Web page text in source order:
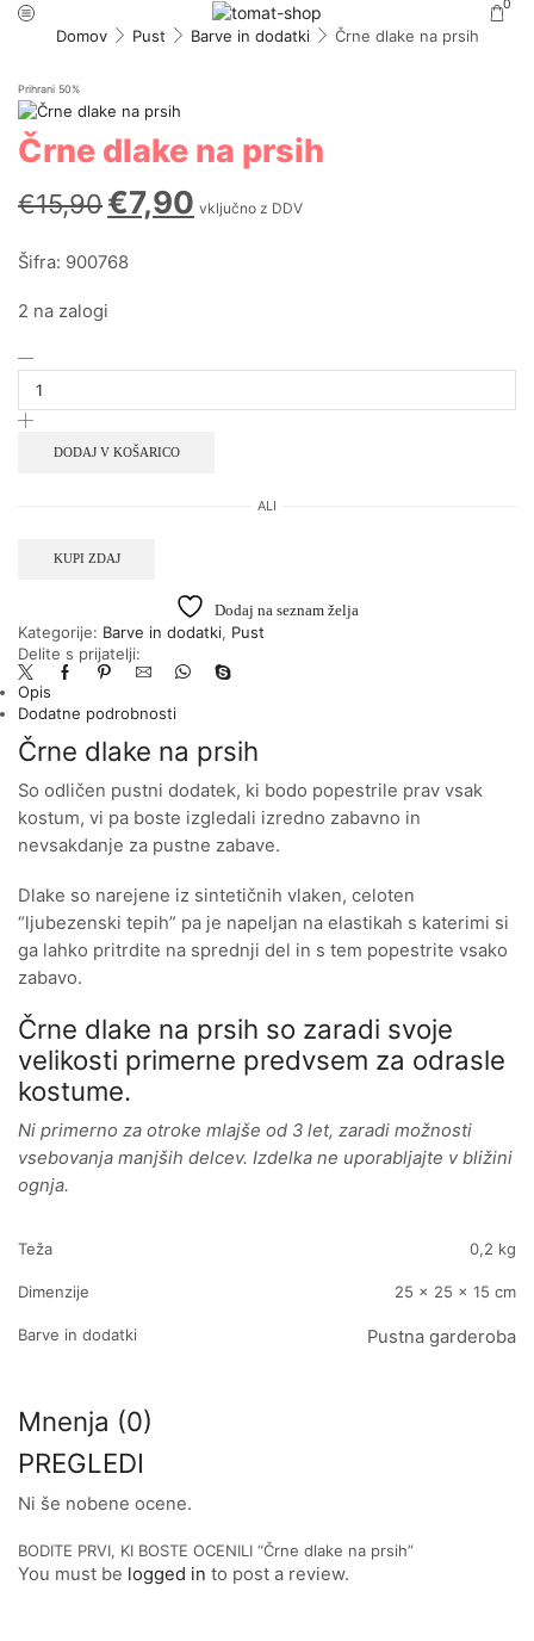
0
Domov Pust Barve in dodatki Črne dlake na prsih
Prihrani 50%
Črne dlake na prsih
€15,90€7,90 vključno z DDV
Šifra: 900768
2 na zalogi
DODAJ V KOŠARICO
ALI
KUPI ZDAJ
Dodaj na seznam želja
Kategorije: Barve in dodatki, Pust
Delite s prijatelji:
Opis
Dodatne podrobnosti
Črne dlake na prsih
So odličen pustni dodatek, ki bodo popestrile prav vsak
kostum, vi pa boste izgledali izredno zabavno in
nevsakdanje za pustne zabave.
Dlake so narejene iz sintetičnih vlaken, celoten
“ljubezenski tepih” pa je napeljan na elastikah s katerimi si
ga lahko pritrdite na sprednji del in s tem popestrite vsako
zabavo.
Črne dlake na prsih so zaradi svoje
velikosti primerne predvsem za odrasle
kostume.
Ni primerno za otroke mlajše od 3 let, zaradi možnosti
vsebovanja manjših delcev. Izdelka ne uporabljajte v bližini
ognja.
Teža 0,2 kg
Dimenzije 25 × 25 × 15 cm
Barve in dodatki Pustna garderoba
Mnenja (0)
PREGLEDI
Ni še nobene ocene.
BODITE PRVI, KI BOSTE OCENILI “Črne dlake na prsih”
You must be logged in to post a review.